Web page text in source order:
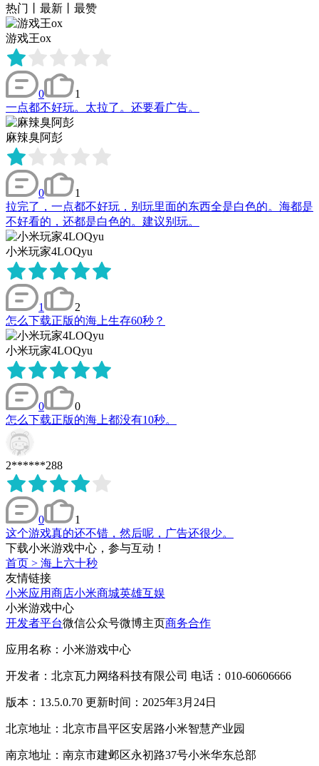
热门
最新 最赞
游戏王ox
0
1
一点都不好玩。太拉了。还要看广告。
麻辣臭阿彭
0
1
拉完了，一点都不好玩，别玩里面的东西全是白色的。海都是
不好看的，还都是白色的。建议别玩。
小米玩家4LOQyu
1
2
怎么下载正版的海上生存60秒？
小米玩家4LOQyu
0
0
怎么下载正版的海上都没有10秒。
2******288
0
1
这个游戏真的还不错，然后呢，广告还很少。
下载小米游戏中心，参与互动！
首页 > 海上六十秒
友情链接
小米应用商店小米商城英雄互娱
小米游戏中心
开发者平台微信公众号微博主页商务合作
应用名称：小米游戏中心
开发者：北京瓦力网络科技有限公司 电话：010-60606666
版本：13.5.0.70 更新时间：2025年3月24日
北京地址：北京市昌平区安居路小米智慧产业园
南京地址：南京市建邺区永初路37号小米华东总部